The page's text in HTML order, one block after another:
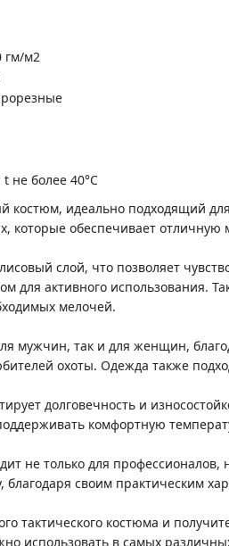
гм/м2
не более 40°C
идеально подходящий
которые обеспечивает отличную
слой, что позволяет
для активного использования.
мелочей.
мужчин, так и для женщин,
охоты. Одежда также
долговечность и
комфортную
не только для
своим практическим
тактического костюма и
использовать в самых